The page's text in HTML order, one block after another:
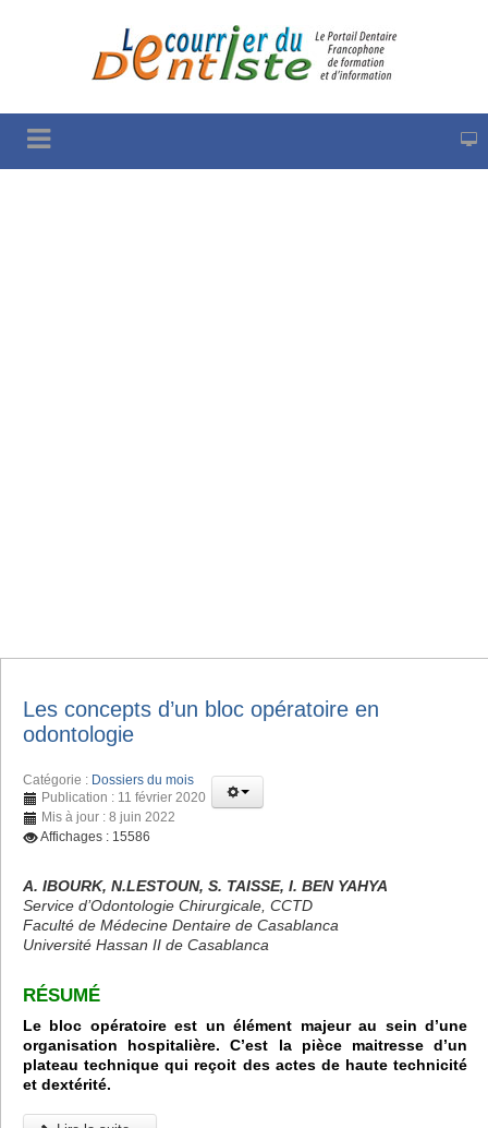
Les concepts d’un bloc opératoire en
odontologie
Catégorie : Dossiers du mois
Publication : 11 février 2020
Mis à jour : 8 juin 2022
Affichages : 15586
A. IBOURK, N.LESTOUN, S. TAISSE, I. BEN YAHYA
Service d’Odontologie Chirurgicale, CCTD
Faculté de Médecine Dentaire de Casablanca
Université Hassan II de Casablanca
RÉSUMÉ
Le bloc opératoire est un élément majeur au sein d’une
organisation hospitalière. C’est la pièce maitresse d’un
plateau technique qui reçoit des actes de haute technicité
et dextérité.